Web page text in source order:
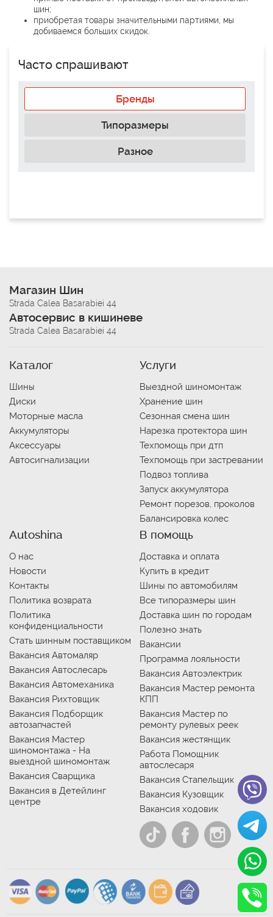
шин;
приобретая товары значительными партиями, мы
добиваемся больших скидок.
Часто спрашивают
Бренды
Типоразмеры
Разное
Магазин Шин
Strada Calea Basarabiei 44
Автосервис в кишиневе
Strada Calea Basarabiei 44
Каталог
Шины
Диски
Моторные масла
Аккумуляторы
Аксессуары
Автосигнализации
Услуги
Выездной шиномонтаж
Хранение шин
Сезонная смена шин
Нарезка протектора шин
Техпомощь при дтп
Техпомощь при застревании
Подвоз топлива
Запуск аккумулятора
Ремонт порезов, проколов
Балансировка колес
Autoshina
О нас
Новости
Контакты
Политика возврата
Политика
конфиденциальности
Стать шинным поставщиком
Вакансия Автомаляр
Вакансия Автослесарь
Вакансия Автомеханика
Вакансия Рихтовщик
Вакансия Подборщик
автозапчастей
Вакансия Мастер
шиномонтажа - На
выездной шиномонтаж
Вакансия Сварщика
Вакансия в Детейлинг
центре
В помощь
Доставка и оплата
Купить в кредит
Шины по автомобилям
Все типоразмеры шин
Доставка шин по городам
Полезно знать
Вакансии
Программа лояльности
Вакансия Автоэлектрик
Вакансия Мастер ремонта
КПП
Вакансия Мастер по
ремонту рулевых реек
Вакансия жестянщик
Работа Помощник
автослесаря
Вакансия Стапельщик
Вакансия Кузовщик
Вакансия ходовик